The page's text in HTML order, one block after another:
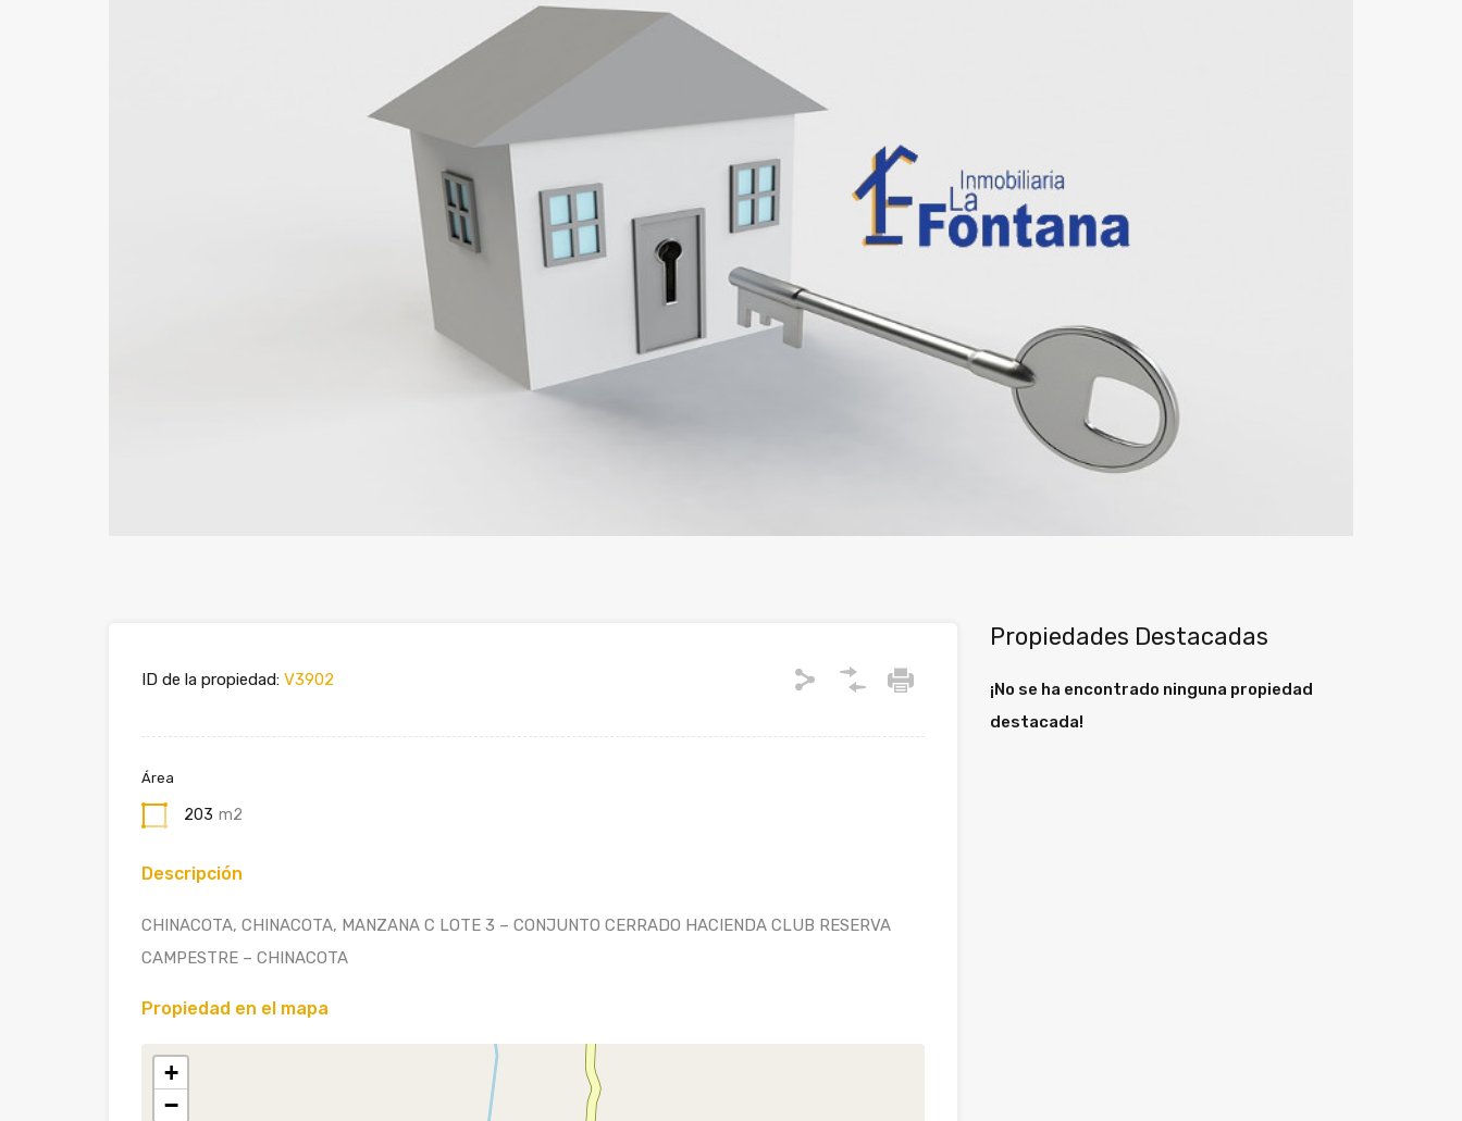
ID de la propiedad: V3902
Área
203 m2
Descripción
CHINACOTA, CHINACOTA, MANZANA C LOTE 3 – CONJUNTO CERRADO HACIENDA CLUB RESERVA
CAMPESTRE – CHINACOTA
Propiedad en el mapa
+
−
Propiedades Destacadas
¡No se ha encontrado ninguna propiedad
destacada!